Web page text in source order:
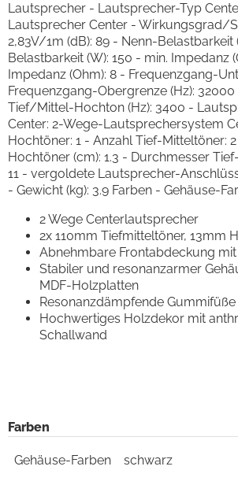
Lautsprecher - Lautsprecher-Typ
Lautsprecher Center - Wirkungsgrad/
2,83V/1m (dB): 89 - Nenn-Belastbarkeit
Belastbarkeit (W): 150 - min. Impedanz
Impedanz (Ohm): 8 - Frequenzgang-
Frequenzgang-Obergrenze (Hz):
Tief/Mittel-Hochton (Hz): 3400 -
Center: 2-Wege-Lautsprechersystem
Hochtöner: 1 - Anzahl Tief-Mitteltöner:
Hochtöner (cm): 1.3 - Durchmesser
11 - vergoldete Lautsprecher-
- Gewicht (kg): 3.9 Farben - Gehäuse-
2 Wege Centerlautsprecher
2x 110mm Tiefmitteltöner, 13mm
Abnehmbare Frontabdeckung
Stabiler und resonanzarmer
MDF-Holzplatten
Resonanzdämpfende Gummifüße
Hochwertiges Holzdekor mit
Schallwand
Farben
Gehäuse-Farben schwarz